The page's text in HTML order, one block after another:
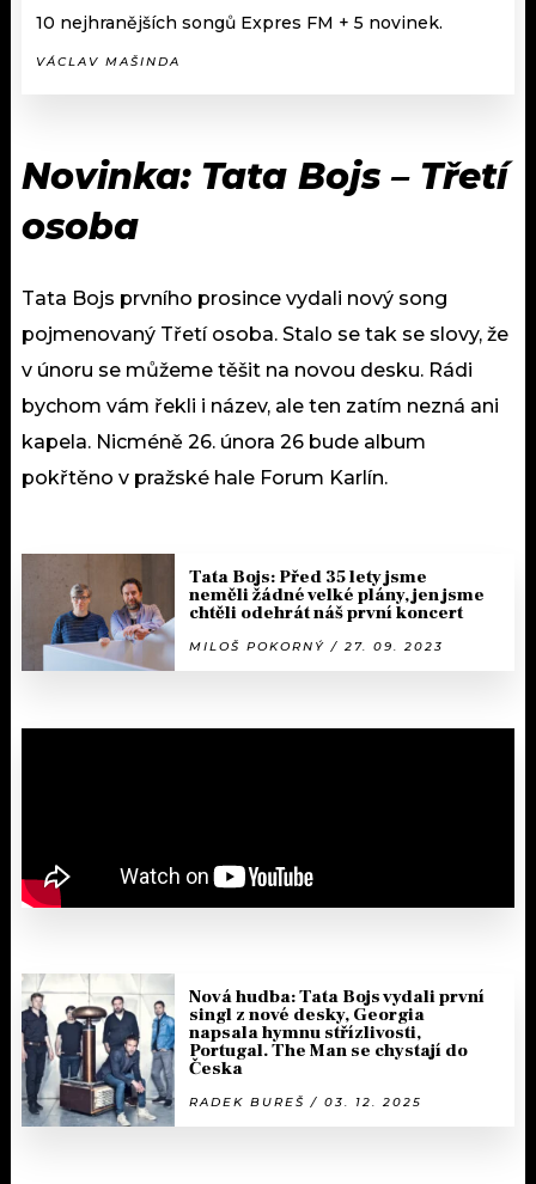
10 nejhranějších songů Expres FM + 5 novinek.
VÁCLAV MAŠINDA
Novinka: Tata Bojs – Třetí
osoba
Tata Bojs prvního prosince vydali nový song
pojmenovaný Třetí osoba. Stalo se tak se slovy, že
v únoru se můžeme těšit na novou desku. Rádi
bychom vám řekli i název, ale ten zatím nezná ani
kapela. Nicméně 26. února 26 bude album
pokřtěno v pražské hale Forum Karlín.
Tata Bojs: Před 35 lety jsme
neměli žádné velké plány, jen jsme
chtěli odehrát náš první koncert
MILOŠ POKORNÝ / 27. 09. 2023
Nová hudba: Tata Bojs vydali první
singl z nové desky, Georgia
napsala hymnu střízlivosti,
Portugal. The Man se chystají do
Česka
RADEK BUREŠ / 03. 12. 2025